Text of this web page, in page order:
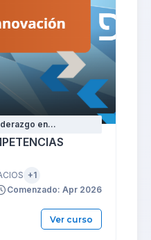
en
+1
Comenzado: Apr 2026
Ver curso